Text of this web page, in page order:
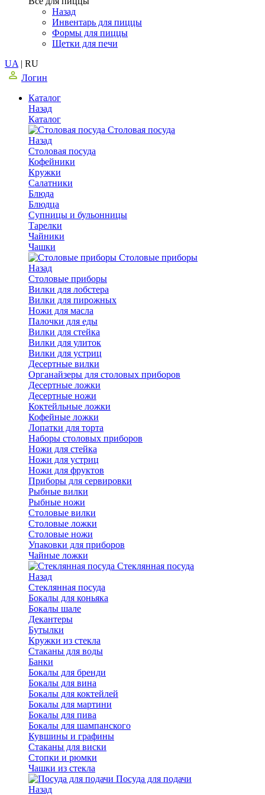
Назад
Инвентарь для пиццы
Формы для пиццы
Щетки для печи
UA | RU
Логин
Каталог
Назад
Каталог
Столовая посуда
Назад
Столовая посуда
Кофейники
Кружки
Салатники
Блюда
Блюдца
Супницы и бульонницы
Тарелки
Чайники
Чашки
Cтоловые приборы
Назад
Cтоловые приборы
Вилки для лобстера
Вилки для пирожных
Ножи для масла
Палочки для еды
Вилки для стейка
Вилки для улиток
Вилки для устриц
Десертные вилки
Органайзеры для столовых приборов
Десертные ложки
Десертные ножи
Коктейльные ложки
Кофейные ложки
Лопатки для торта
Наборы столовых приборов
Ножи для стейка
Ножи для устриц
Ножи для фруктов
Приборы для сервировки
Рыбные вилки
Рыбные ножи
Столовые вилки
Столовые ложки
Столовые ножи
Упаковки для приборов
Чайные ложки
Стеклянная посуда
Назад
Стеклянная посуда
Бокалы для коньяка
Бокалы шале
Декантеры
Бутылки
Кружки из стекла
Стаканы для воды
Банки
Бокалы для бренди
Бокалы для вина
Бокалы для коктейлей
Бокалы для мартини
Бокалы для пива
Бокалы для шампанского
Кувшины и графины
Стаканы для виски
Стопки и рюмки
Чашки из стекла
Посуда для подачи
Назад